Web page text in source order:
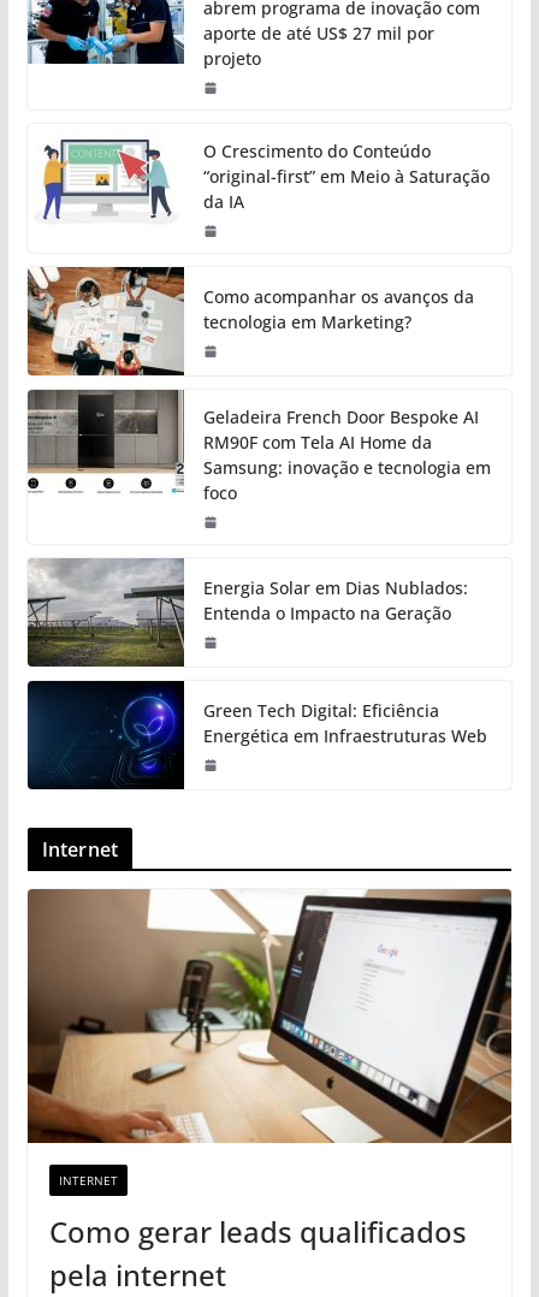
abrem programa de inovação com
aporte de até US$ 27 mil por
projeto
O Crescimento do Conteúdo
“original-first” em Meio à Saturação
da IA
Como acompanhar os avanços da
tecnologia em Marketing?
Geladeira French Door Bespoke AI
RM90F com Tela AI Home da
Samsung: inovação e tecnologia em
foco
Energia Solar em Dias Nublados:
Entenda o Impacto na Geração
Green Tech Digital: Eficiência
Energética em Infraestruturas Web
Internet
INTERNET
Como gerar leads qualificados
pela internet